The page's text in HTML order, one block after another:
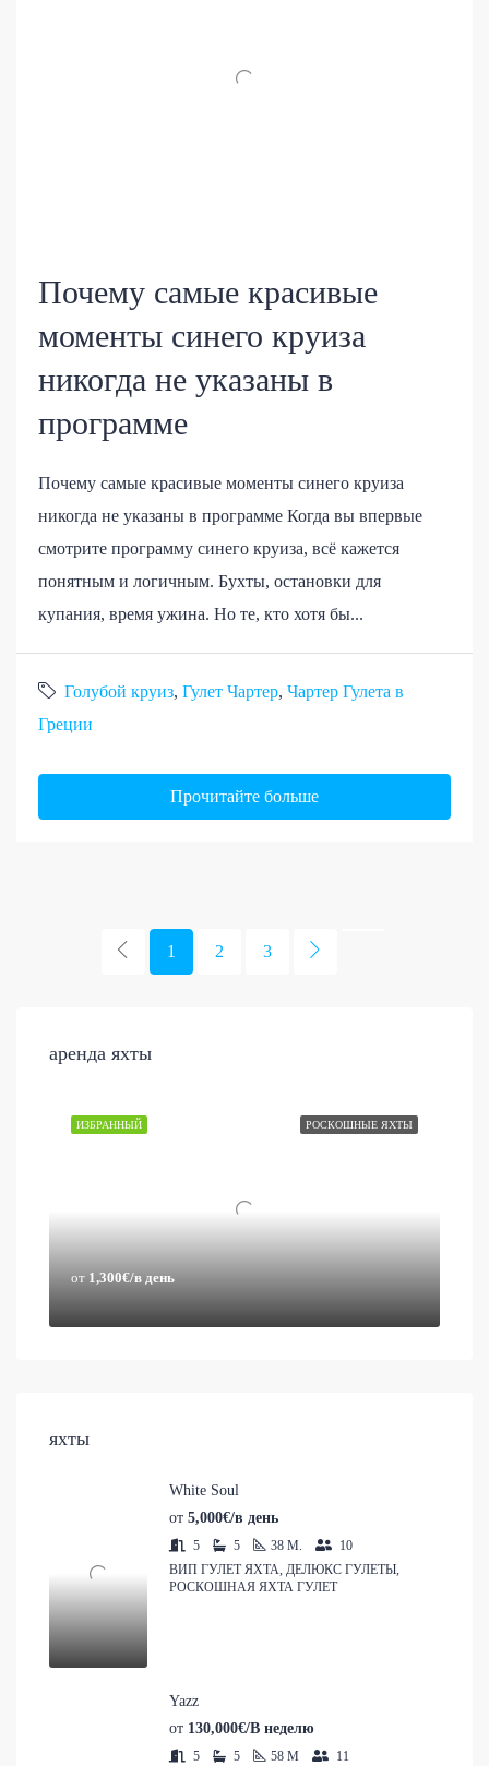
Почему самые красивые
моменты синего круиза
никогда не указаны в
программе
Почему самые красивые моменты синего круиза
никогда не указаны в программе Когда вы впервые
смотрите программу синего круиза, всё кажется
понятным и логичным. Бухты, остановки для
купания, время ужина. Но те, кто хотя бы...
Голубой круиз, Гулет Чартер, Чартер Гулета в
Греции
Прочитайте больше
1 2 3
аренда яхты
РОСКОШНЫЕ ЯХТЫ
ИЗБРАННЫЙ
от 1,300€/в день
яхты
White Soul
от 5,000€/в день
5 5 38 M.
10
ВИП ГУЛЕТ ЯХТА, ДЕЛЮКС ГУЛЕТЫ,
РОСКОШНАЯ ЯХТА ГУЛЕТ
Yazz
от 130,000€/В неделю
5 5 58 M
11